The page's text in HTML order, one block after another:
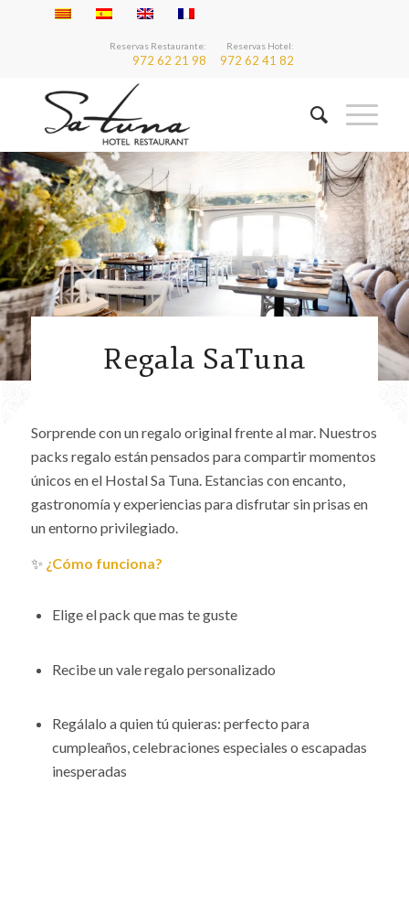
Reservas Hotel:
972 62 41 82
Reservas Restaurante:
972 62 21 98
Regala SaTuna
Sorprende con un regalo original frente al mar. Nuestros
packs regalo están pensados para compartir momentos
únicos en el Hostal Sa Tuna. Estancias con encanto,
gastronomía y experiencias para disfrutar sin prisas en
un entorno privilegiado.
✨ ¿Cómo funciona?
Elige el pack que mas te guste
Recibe un vale regalo personalizado
Regálalo a quien tú quieras: perfecto para
cumpleaños, celebraciones especiales o escapadas
inesperadas